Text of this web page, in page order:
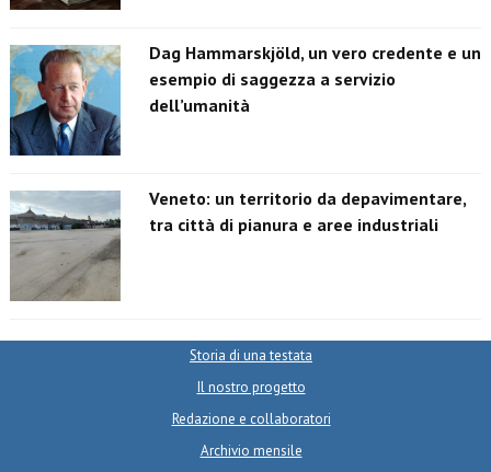
Dag Hammarskjöld, un vero credente e un
esempio di saggezza a servizio
dell’umanità
Veneto: un territorio da depavimentare,
tra città di pianura e aree industriali
Storia di una testata
Il nostro progetto
Redazione e collaboratori
Archivio mensile